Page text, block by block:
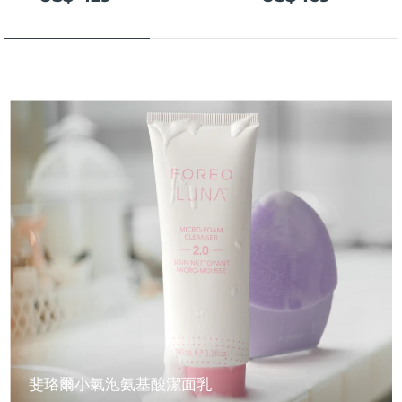
斐珞爾小氣泡氨基酸潔面乳